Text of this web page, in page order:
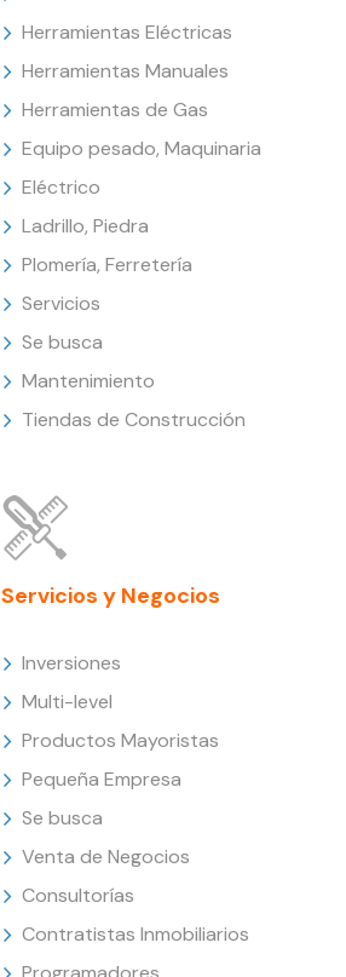
Herramientas Eléctricas
Herramientas Manuales
Herramientas de Gas
Equipo pesado, Maquinaria
Eléctrico
Ladrillo, Piedra
Plomería, Ferretería
Servicios
Se busca
Mantenimiento
Tiendas de Construcción
Servicios y Negocios
Inversiones
Multi-level
Productos Mayoristas
Pequeña Empresa
Se busca
Venta de Negocios
Consultorías
Contratistas Inmobiliarios